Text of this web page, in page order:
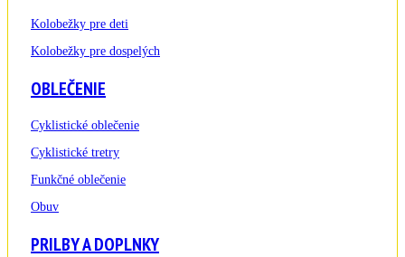
Kolobežky pre deti
Kolobežky pre dospelých
OBLEČENIE
Cyklistické oblečenie
Cyklistické tretry
Funkčné oblečenie
Obuv
PRILBY A DOPLNKY